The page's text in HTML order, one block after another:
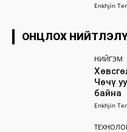
Enkhjin
ОНЦЛОХ
НИЙГЭМ
Чөчү
байна
Enkhjin